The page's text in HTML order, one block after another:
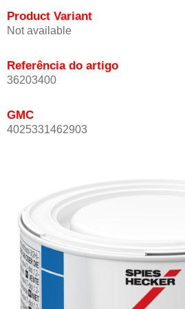
Product Variant
Not available
Referência do artigo
36203400
GMC
4025331462903